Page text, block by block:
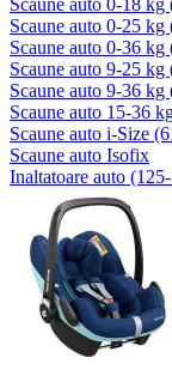
Scaune auto 0-25 kg
Scaune auto 0-36 kg
Scaune auto 9-25 kg
Scaune auto 9-36 kg
Scaune auto 15-36
Scaune auto i-Size
Scaune auto Isofix
Inaltatoare auto